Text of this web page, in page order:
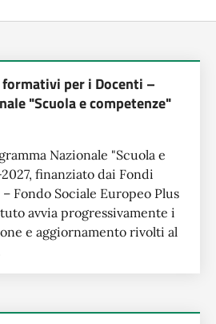
per i Docenti –
"Scuola e competenze"
Nazionale "Scuola e
finanziato dai Fondi
Fondo Sociale Europeo Plus
avvia progressivamente i
e aggiornamento rivolti al